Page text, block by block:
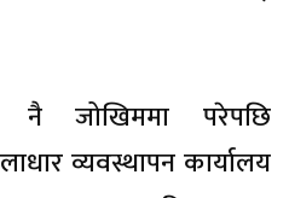
नै जोखिममा परेपछि
व्यवस्थापन कार्यालय